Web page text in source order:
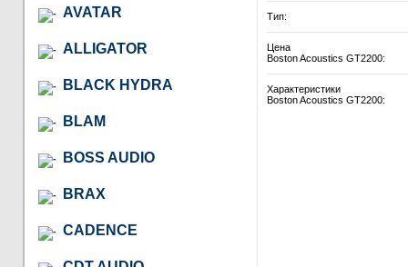
AVATAR
ALLIGATOR
BLACK HYDRA
BLAM
BOSS AUDIO
BRAX
CADENCE
Тип:
Цена
Boston Acoustics GT2200:
Характеристики
Boston Acoustics GT2200: